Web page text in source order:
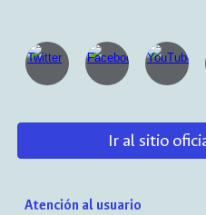
Ir al sitio
Atención al usuario